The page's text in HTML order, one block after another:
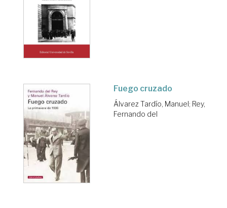
Fuego cruzado
Álvarez Tardío, Manuel; Rey,
Fernando del